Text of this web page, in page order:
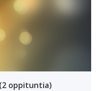
oppituntia)